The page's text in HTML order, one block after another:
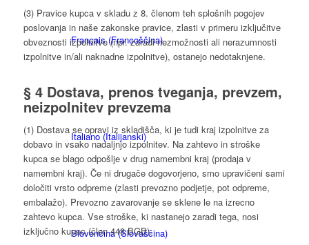
Français(Francoščina)
Italiano(Italijanski)
Slovenčina(Slovaščina)
(3) Pravice kupca v skladu z 8. členom teh splošnih pogojev
poslovanja in naše zakonske pravice, zlasti v primeru izključitve
obveznosti izpolnitve (npr. zaradi nezmožnosti ali nerazumnosti
izpolnitve in/ali naknadne izpolnitve), ostanejo nedotaknjene.
§ 4 Dostava, prenos tveganja, prevzem,
neizpolnitev prevzema
(1) Dostava se opravi iz skladišča, ki je tudi kraj izpolnitve za
dobavo in vsako nadaljnjo izpolnitev. Na zahtevo in stroške
kupca se blago odpošlje v drug namembni kraj (prodaja v
namembni kraj). Če ni drugače dogovorjeno, smo upravičeni sami
določiti vrsto odpreme (zlasti prevozno podjetje, pot odpreme,
embalažo). Prevozno zavarovanje se sklene le na izrecno
zahtevo kupca. Vse stroške, ki nastanejo zaradi tega, nosi
izključno kupec (člen 448 BGB).